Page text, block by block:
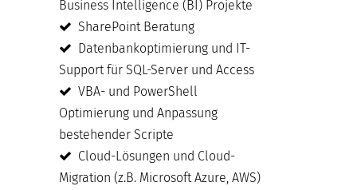
Business Intelligence (BI) Projekte
SharePoint Beratung
Datenbankoptimierung und IT-
Support für SQL-Server und Access
VBA- und PowerShell
Optimierung und Anpassung
bestehender Scripte
Cloud-Lösungen und Cloud-
Migration (z.B. Microsoft Azure, AWS)